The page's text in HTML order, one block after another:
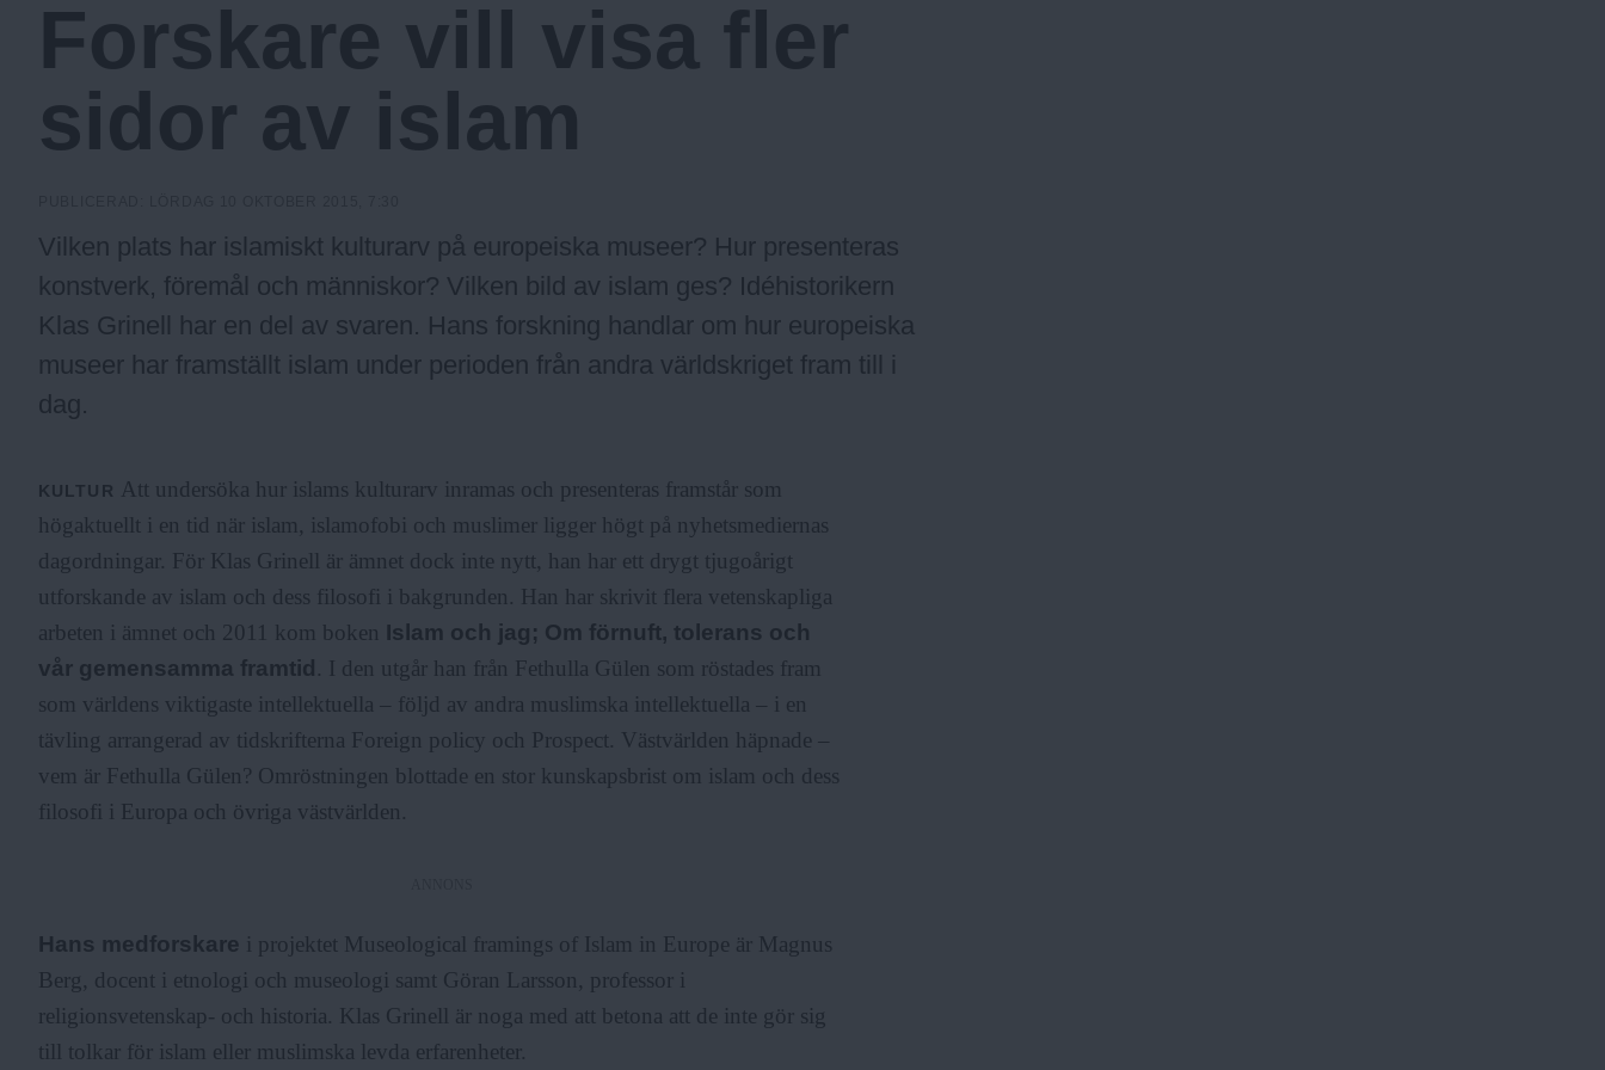
a
.
N
u
Forskare vill visa fler
sidor av islam
Vilken plats har islamiskt kulturarv på europeiska museer? Hur presenteras
konstverk, föremål och människor? Vilken bild av islam ges? Idéhistorikern
Klas Grinell har en del av svaren. Hans forskning handlar om hur europeiska
museer har framställt islam under perioden från andra världskriget fram till i
dag.
KULTUR
Att undersöka hur islams kulturarv inramas och presenteras framstår som
högaktuellt i en tid när islam, islamofobi och muslimer ligger högt på nyhetsmediernas
dagordningar. För Klas Grinell är ämnet dock inte nytt, han har ett drygt tjugoårigt
utforskande av islam och dess filosofi i bakgrunden. Han har skrivit flera vetenskapliga
arbeten i ämnet och 2011 kom boken Islam och jag; Om förnuft, tolerans och
vår gemensamma framtid . I den utgår han från Fethulla Gülen som röstades fram
som världens viktigaste intellektuella – följd av andra muslimska intellektuella – i en
tävling arrangerad av tidskrifterna Foreign policy och Prospect. Västvärlden häpnade –
vem är Fethulla Gülen? Omröstningen blottade en stor kunskapsbrist om islam och dess
filosofi i Europa och övriga västvärlden.
Hans medforskare i projektet Museological framings of Islam in Europe är Magnus
Berg, docent i etnologi och museologi samt Göran Larsson, professor i
religionsvetenskap- och historia. Klas Grinell är noga med att betona att de inte gör sig
till tolkar för islam eller muslimska levda erfarenheter.